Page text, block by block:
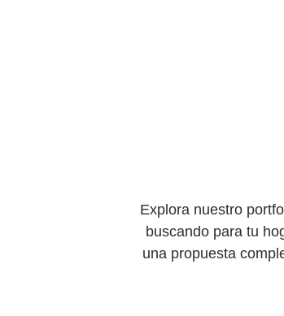
Explora nuestro
buscando para tu
una propuesta